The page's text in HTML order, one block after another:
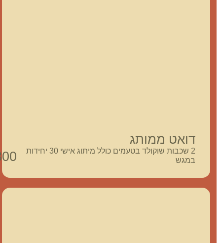
דואט ממותג
2 שכבות שוקולד בטעמים כולל מיתוג אישי 30 יחידות
במגש